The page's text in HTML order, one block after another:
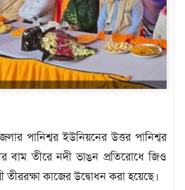
পানিশ্বর ইউনিয়নের উত্তর পানিশ্বর
বাম তীরে নদী ভাঙন প্রতিরোধে জিও
তীররক্ষা কাজের উদ্বোধন করা হয়েছে।